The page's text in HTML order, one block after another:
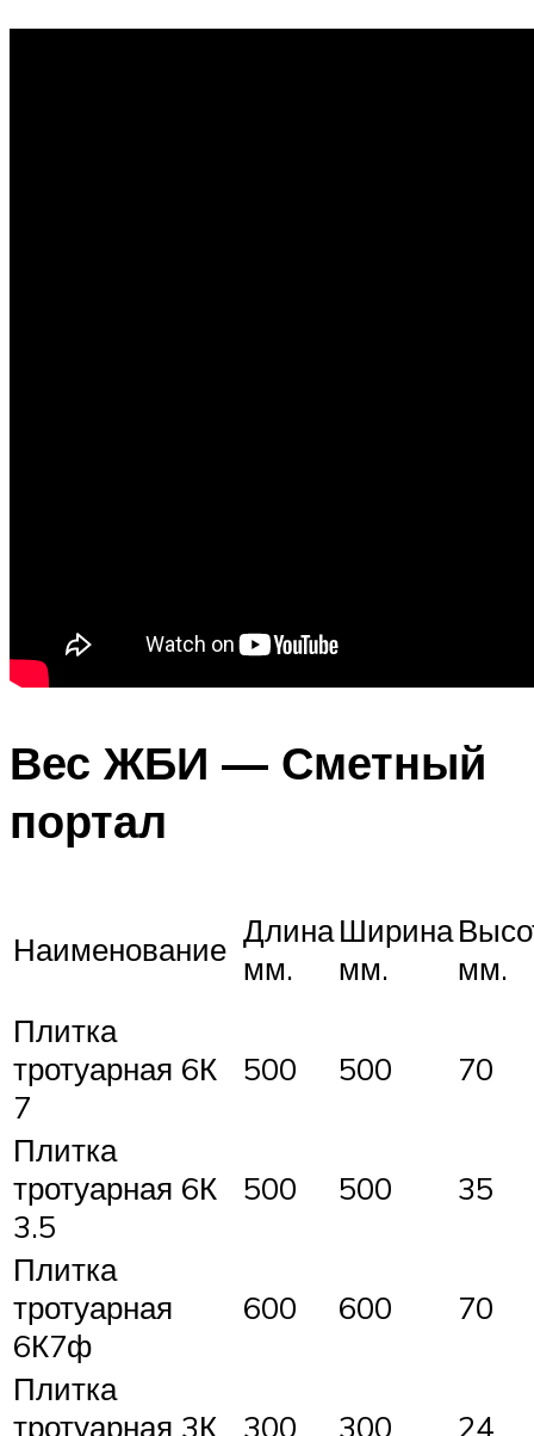
Вес ЖБИ — Сметный
портал
Наименование Длина
мм.
Ширина
мм.
мм.
Плитка
тротуарная 6К
7
500 500 70
Плитка
тротуарная 6К
3.5
500 500 35
Плитка
тротуарная
6К7ф
600 600 70
Плитка
тротуарная 3К
300 300 24